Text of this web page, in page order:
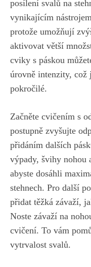
posílení⁣ svalů ⁤na
vynikajícím
protože‍ umožňují​
aktivovat větší
cviky ⁤s páskou⁤
úrovně intenzity, což
pokročilé.
Začněte cvičením s⁢
postupně zvyšujte‍
přidáním dalších
výpady, ‍švihy nohou
‍abyste dosáhli
stehnech. Pro další
přidat těžká závaží,
Noste závaží na
cvičení. To‍ vám
vytrvalost​ svalů.‍